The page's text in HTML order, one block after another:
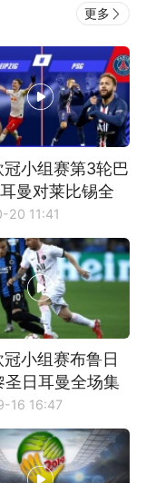
更多
冠小组赛第3轮巴
曼对莱比锡全
锦
20 11:41
小组赛布鲁日
圣日耳曼全场集
16 16:47